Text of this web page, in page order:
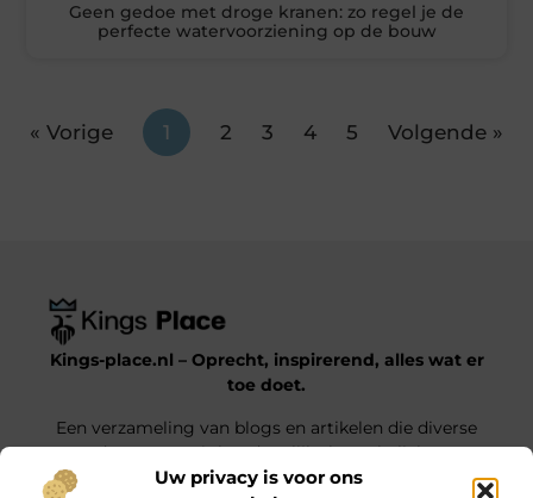
Uw privacy is voor ons
Geen gedoe met droge kranen: zo regel je de
perfecte watervoorziening op de bouw
« Vorige 1 2 3 4 5 Volgende »
Kings-place.nl – Oprecht, inspirerend, alles wat er
toe doet.
Een verzameling van blogs en artikelen die diverse
onderwerpen uit het dagelijks leven belichten.